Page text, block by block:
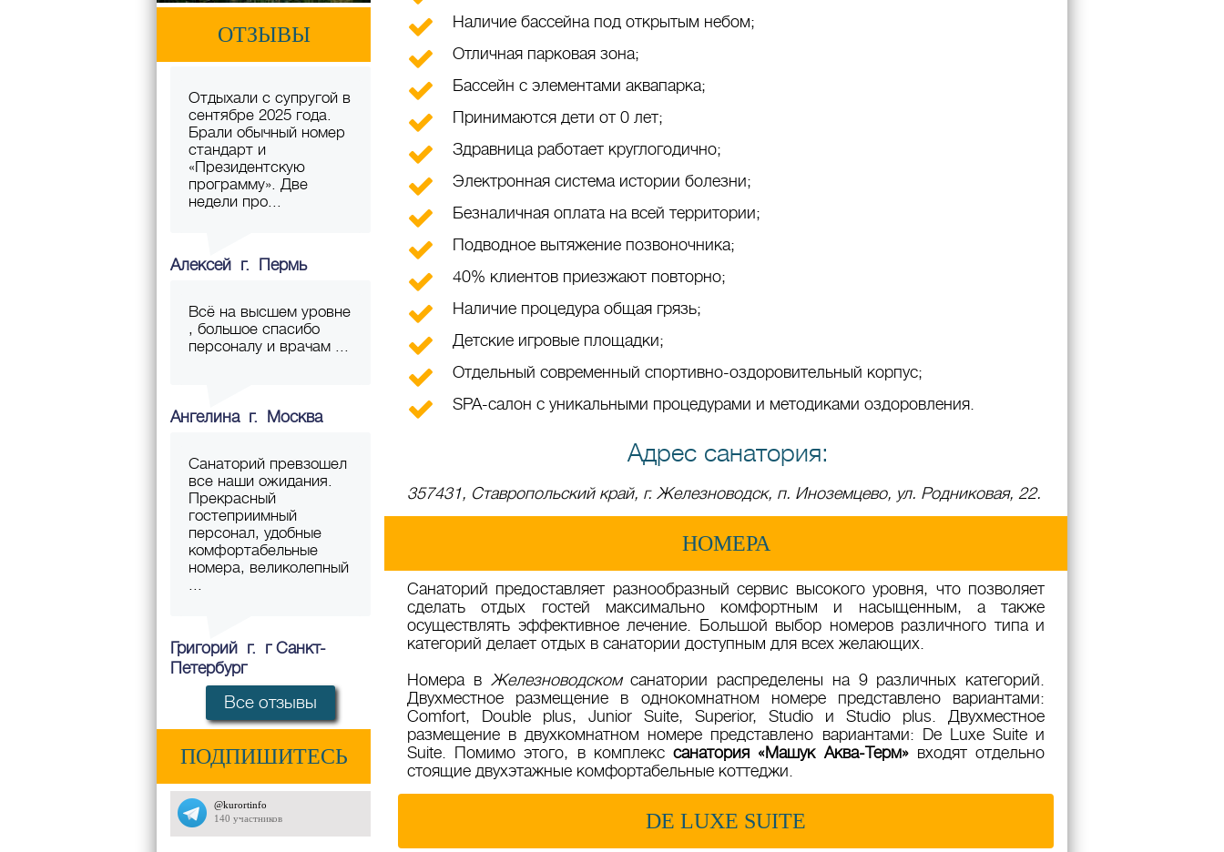
ОТЗЫВЫ
Отдыхали с супругой в
сентябре 2025 года.
Брали обычный номер
стандарт и
«Президентскую
программу». Две
недели про...
Алексей г. Пермь
Всё на высшем уровне
, большое спасибо
персоналу и врачам ...
Ангелина г. Москва
Санаторий превзошел
все наши ожидания.
Прекрасный
гостеприимный
персонал, удобные
комфортабельные
номера, великолепный
...
Григорий г. г Санкт-
Петербург
Все отзывы
ПОДПИШИТЕСЬ
Наличие бассейна под открытым небом;
Отличная парковая зона;
Бассейн с элементами аквапарка;
Принимаются дети от 0 лет;
Здравница работает круглогодично;
Электронная система истории болезни;
Безналичная оплата на всей территории;
Подводное вытяжение позвоночника;
40% клиентов приезжают повторно;
Наличие процедура общая грязь;
Детские игровые площадки;
Отдельный современный спортивно-оздоровительный корпус;
SPA-салон с уникальными процедурами и методиками оздоровления.
Адрес санатория:
357431, Ставропольский край, г. Железноводск, п. Иноземцево, ул. Родниковая, 22.
НОМЕРА
Санаторий предоставляет разнообразный сервис высокого уровня, что позволяет
сделать отдых гостей максимально комфортным и насыщенным, а также
осуществлять эффективное лечение. Большой выбор номеров различного типа и
категорий делает отдых в санатории доступным для всех желающих.
Номера в Железноводскомсанатории распределены на 9 различных категорий.
Двухместное размещение в однокомнатном номере представлено вариантами:
Comfort, Double plus, Junior Suite, Superior, Studio и Studio plus. Двухместное
размещение в двухкомнатном номере представлено вариантами: De Luxe Suite и
Suite. Помимо этого, в комплекссанатория «Машук Аква-Терм»входят отдельно
стоящие двухэтажные комфортабельные коттеджи.
DE LUXE SUITE